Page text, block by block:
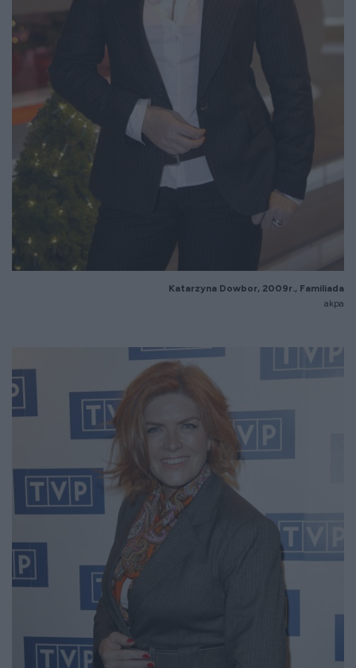
Katarzyna Dowbor, 2009r., Familiada
akpa